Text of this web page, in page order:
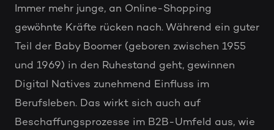
Immer mehr junge, an Online-Shopping
gewöhnte Kräfte rücken nach. Während ein guter
Teil der Baby Boomer (geboren zwischen 1955
und 1969) in den Ruhestand geht, gewinnen
Digital Natives zunehmend Einfluss im
Berufsleben. Das wirkt sich auch auf
Beschaffungsprozesse im B2B-Umfeld aus, wie